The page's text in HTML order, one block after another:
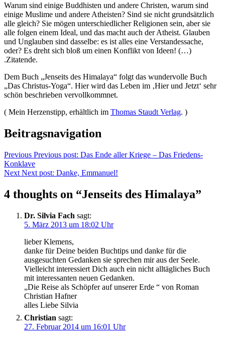
Warum sind einige Buddhisten und andere Christen, warum sind
einige Muslime und andere Atheisten? Sind sie nicht grundsätzlich
alle gleich? Sie mögen unterschiedlicher Religionen sein, aber sie
alle folgen einem Ideal, und das macht auch der Atheist. Glauben
und Unglauben sind dasselbe: es ist alles eine Verstandessache,
oder? Es dreht sich bloß um einen Konflikt von Ideen! (…)
.Zitatende.
Dem Buch „Jenseits des Himalaya“ folgt das wundervolle Buch
„Das Christus-Yoga“. Hier wird das Leben im ‚Hier und Jetzt‘ sehr
schön beschrieben vervollkommnet.
( Mein Herzenstipp, erhältlich im Thomas Staudt Verlag. )
Beitragsnavigation
Previous Previous post: Das Ende aller Kriege – Das Friedens-
Konklave
Next Next post: Danke, Emmanuel!
4 thoughts on “Jenseits des Himalaya”
Dr. Silvia Fach sagt:
5. März 2013 um 18:02 Uhr
lieber Klemens,
danke für Deine beiden Buchtips und danke für die
ausgesuchten Gedanken sie sprechen mir aus der Seele.
Vielleicht interessiert Dich auch ein nicht alltägliches Buch
mit interessanten neuen Gedanken.
„Die Reise als Schöpfer auf unserer Erde “ von Roman
Christian Hafner
alles Liebe Silvia
Christian sagt:
27. Februar 2014 um 16:01 Uhr